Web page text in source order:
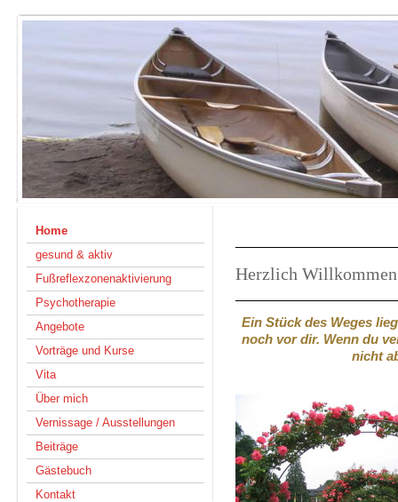
Home
gesund & aktiv
Fußreflexzonenaktivierung
Psychotherapie
Angebote
Vorträge und Kurse
Vita
Über mich
Vernissage / Ausstellungen
Beiträge
Gästebuch
Kontakt
Herzlich
Ein Stück des Weges
noch vor dir. Wenn du
nicht